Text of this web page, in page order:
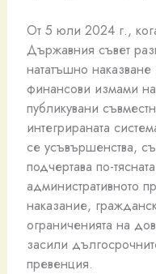
От 5 юли 2024 г.,
Държавния съвет
нататъшно
финансови измами
публикувани
интегрираната
се усъвършенства,
подчертава по-
административното
наказание,
ограниченията на
засили
превенция.